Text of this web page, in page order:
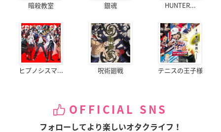
暗殺教室 銀魂 HUNTER...
ヒプノシスマ... 呪術廻戦 テニスの王子様
OFFICIAL SNS
フォローしてより楽しいオタクライフ！